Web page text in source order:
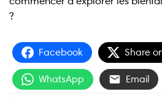
?
Facebook Share
WhatsApp Email